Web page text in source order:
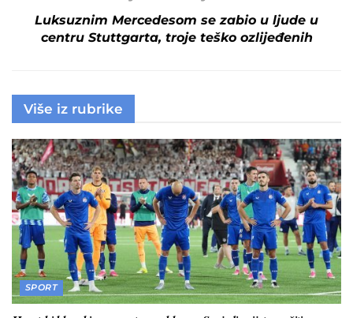
Luksuznim Mercedesom se zabio u ljude u
centru Stuttgarta, troje teško ozlijeđenih
Više iz rubrike
SPORT